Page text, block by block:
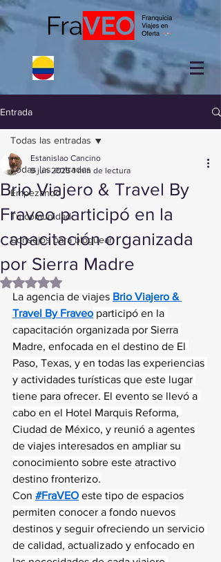
Entrada
Todas las entradas
Empezando
Tu comunidad
Consejos para bloguear
Todas las entradas
Brio Viajero & Travel By
Fraveo participó en la
capacitación organizada
por Sierra Madre
Estanislao Cancino
9 jun 2025 1 min de lectura
Obtuvo NaN de 5 estrellas.
La agencia de viajes Brio Viajero &
Travel By Fraveo participó en la
capacitación organizada por Sierra
Madre, enfocada en el destino de El
Paso, Texas, y en todas las experiencias
y actividades turísticas que este lugar
tiene para ofrecer. El evento se llevó a
cabo en el Hotel Marquis Reforma,
Ciudad de México, y reunió a agentes
de viajes interesados en ampliar su
conocimiento sobre este atractivo
destino fronterizo.
Con #FraVEO este tipo de espacios
permiten conocer a fondo nuevos
destinos y seguir ofreciendo un servicio
de calidad, actualizado y enfocado en